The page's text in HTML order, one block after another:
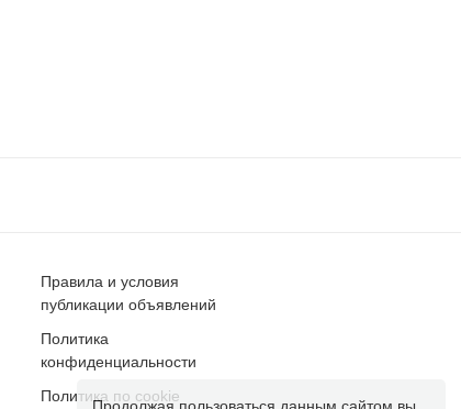
Правила и условия
публикации объявлений
Политика
конфиденциальности
Политика по cookie